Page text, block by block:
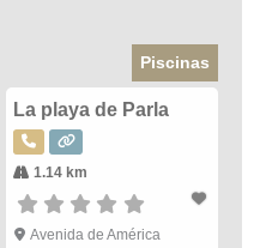
Piscinas
La playa de Parla
1.14 km
Avenida de América